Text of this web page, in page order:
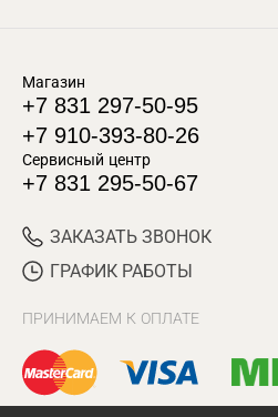
Магазин
+7 831 297-50-95
+7 910-393-80-26
Сервисный центр
+7 831 295-50-67
ЗАКАЗАТЬ ЗВОНОК
ГРАФИК РАБОТЫ
ПРИНИМАЕМ К ОПЛАТЕ